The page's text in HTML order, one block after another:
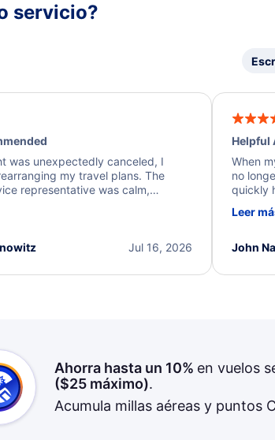
servicio?
was unexpectedly canceled, I
my travel plans. The
representative was calm,
quickly found alternative flight
the excellent support andJul 16, 2026
Helpful
When
no
quickly
beyond
Leer
John
Ahorra hasta un 10% en vuelos
($25máximo).
Acumula millas aéreas y puntos